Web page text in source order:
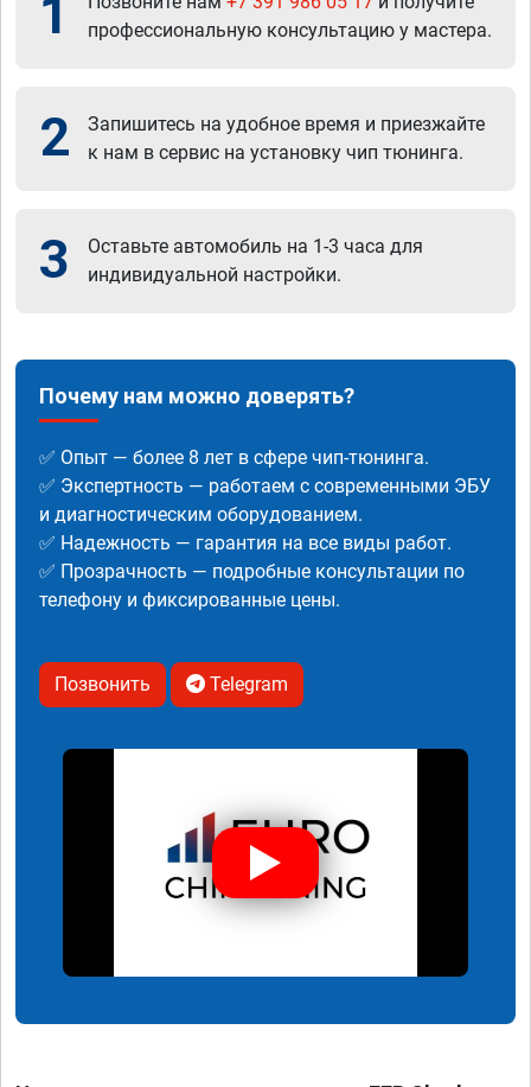
1
профессиональную консультацию у мастера.
2
Запишитесь на удобное время и приезжайте
к нам в сервис на установку чип тюнинга.
3
Оставьте автомобиль на 1-3 часа для
индивидуальной настройки.
Почему нам можно доверять?
✅ Опыт — более 8 лет в сфере чип-тюнинга.
✅ Экспертность — работаем с современными ЭБУ
и диагностическим оборудованием.
✅ Надежность — гарантия на все виды работ.
✅ Прозрачность — подробные консультации по
телефону и фиксированные цены.
Позвонить Telegram